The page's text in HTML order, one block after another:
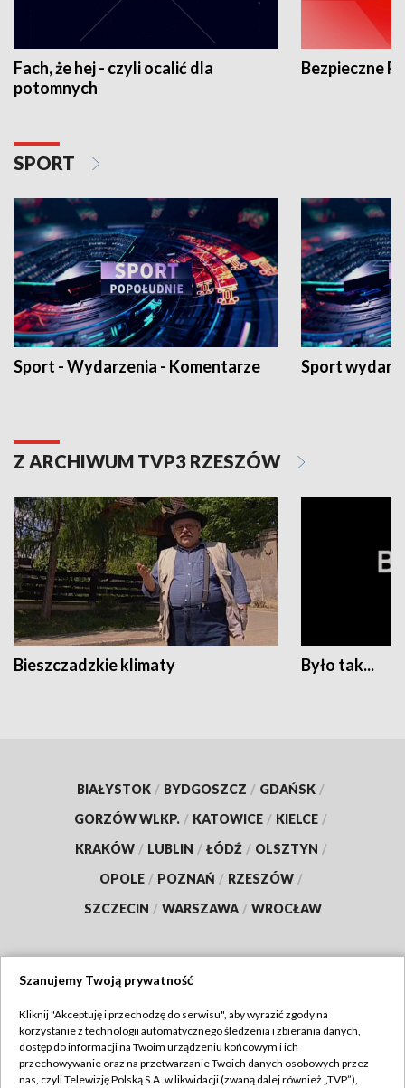
Fach, że hej - czyli ocalić dla
potomnych
Bezpieczne
SPORT
Sport - Wydarzenia - Komentarze Sport
Z ARCHIWUM TVP3 RZESZÓW
Bieszczadzkie klimaty Było tak...
BIAŁYSTOK / BYDGOSZCZ / GDAŃSK /
GORZÓW WLKP. / KATOWICE / KIELCE /
KRAKÓW / LUBLIN / ŁÓDŹ / OLSZTYN /
OPOLE / POZNAŃ / RZESZÓW /
SZCZECIN / WARSZAWA / WROCŁAW
TVP
Abonament TVP
Regulamin TVP
Szanujemy Twoją prywatność
Kliknij "Akceptuję i przechodzę do serwisu", aby wyrazić zgody na
korzystanie z technologii automatycznego śledzenia i zbierania danych,
dostęp do informacji na Twoim urządzeniu końcowym i ich
przechowywanie oraz na przetwarzanie Twoich danych osobowych przez
nas, czyli Telewizję Polską S.A. w likwidacji (zwaną dalej również „TVP”),